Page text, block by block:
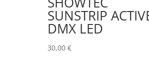
SUNSTRIP
DMX LED
30,00 €